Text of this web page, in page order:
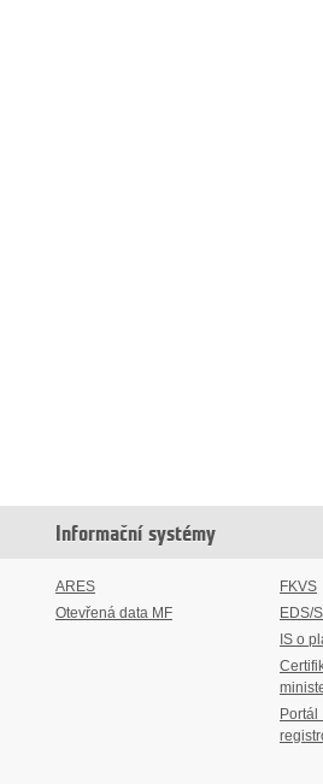
Informační systémy
ARES
Otevřená data MF
FKVS
EDS/
IS o
Portál